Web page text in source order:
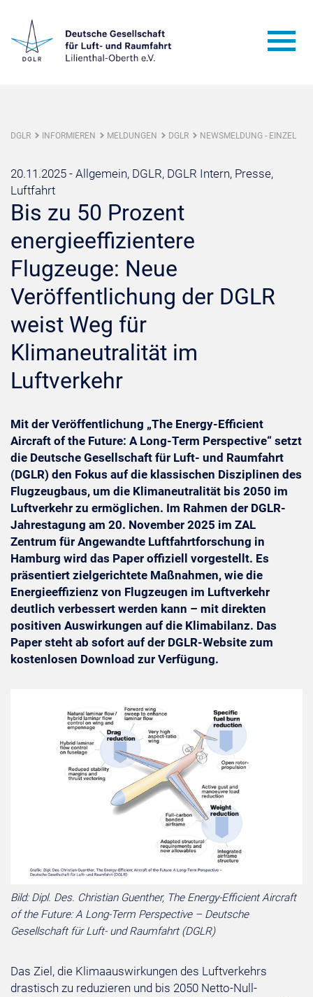
DGLR INFORMIEREN MELDUNGEN DGLR NEWSMELDUNG - EINZEL
20.11.2025 - Allgemein, DGLR, DGLR Intern, Presse,
Luftfahrt
Bis zu 50 Prozent
energieeffizientere
Flugzeuge: Neue
Veröffentlichung der DGLR
weist Weg für
Klimaneutralität im
Luftverkehr
Mit der Veröffentlichung „The Energy-Efficient
Aircraft of the Future: A Long-Term Perspective“ setzt
die Deutsche Gesellschaft für Luft- und Raumfahrt
(DGLR) den Fokus auf die klassischen Disziplinen des
Flugzeugbaus, um die Klimaneutralität bis 2050 im
Luftverkehr zu ermöglichen. Im Rahmen der DGLR-
Jahrestagung am 20. November 2025 im ZAL
Zentrum für Angewandte Luftfahrtforschung in
Hamburg wird das Paper offiziell vorgestellt. Es
präsentiert zielgerichtete Maßnahmen, wie die
Energieeffizienz von Flugzeugen im Luftverkehr
deutlich verbessert werden kann – mit direkten
positiven Auswirkungen auf die Klimabilanz. Das
Paper steht ab sofort auf der DGLR-Website zum
kostenlosen Download zur Verfügung.
Bild: Dipl. Des. Christian Guenther, The Energy-Efficient Aircraft
of the Future: A Long-Term Perspective – Deutsche
Gesellschaft für Luft- und Raumfahrt (DGLR)
Das Ziel, die Klimaauswirkungen des Luftverkehrs
drastisch zu reduzieren und bis 2050 Netto-Null-